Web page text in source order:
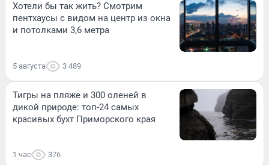
Хотели бы так жить? Смотрим
пентхаусы с видом на центр из окна
и потолками 3,6 метра
5 августа 3 489
Тигры на пляже и 300 оленей в
дикой природе: топ-24 самых
красивых бухт Приморского края
1 час 376